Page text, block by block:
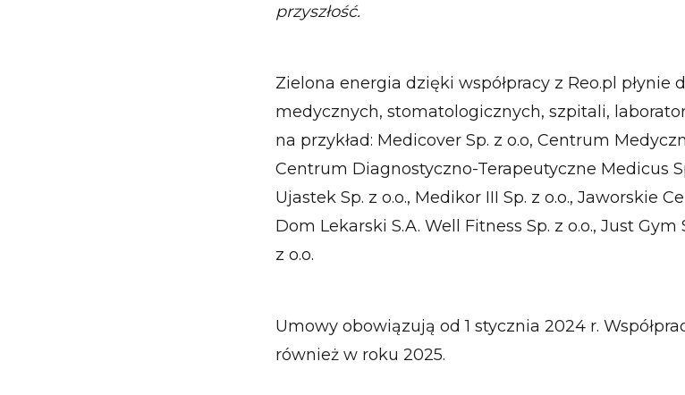
przyszłość.
Zielona energia dzięki współpracy z Reo.pl płynie
medycznych, stomatologicznych, szpitali,
na przykład: Medicover Sp. z o.o, Centrum
Centrum Diagnostyczno-Terapeutyczne Medicus
Ujastek Sp. z o.o., Medikor III Sp. z o.o., Jaworskie
Dom Lekarski S.A. Well Fitness Sp. z o.o., Just Gym
z o.o.
Umowy obowiązują od 1 stycznia 2024 r.
również w roku 2025.